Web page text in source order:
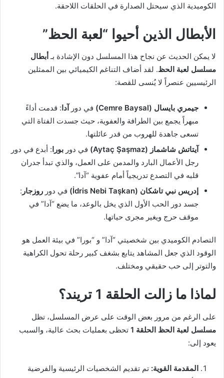
الكوميدية الذي سيحتل الصدارة في الحلقات اللاحقة.
الأبطال الذين أحيوا “لعبة الحظ”
لا يمكن الحديث عن نجاح هذا المسلسل دون الإشادة بـأبطال
مسلسل لعبة الحظ. لقد أضاف التناغم الكيميائي بين الممثلين
الرئيسيين عنصراً لا يُنسى للقصة:
جيمري بايسال (Cemre Baysal) في دورآدا: قدمت أداءً
مبهراً يجمع بين الطرافة والعفوية، حيث جسدت الفتاة التي
تسعى جاهدة للهروب من قدر عائلتها.
آيتاتش شاشماز (Aytaç Şaşmaz)
في دور بورا: أبدع في دور
رجل الأعمال البارد والمدمن على العمل، والذي تبدأ جدران
قلبه في التصدع تدريجياً أمام عفوية “آدا”.
إدريس نبي تاشكان (İdris Nebi Taşkan)
في دور روزجار :
جسد دور الحب الأول الذي يخل بالوعد، ما يضع “آدا” في
موقف حرج ويغير مجرى حياتها.
التصادم الكوميدي بين شخصيتي “آدا” و “بورا” في بيئة العمل هو
الوقود الذي جعل المشاهد يتابع بشغف كبير رحلة تحول الكراهية
والتوتر إلى حب حقيقي ومختلف.
لماذا ما زالت الحلقة 1 تريند؟
على الرغم من مرور بعض الوقت على عرض المسلسل، تظل
مسلسل لعبة الحظ الحلقة 1
تحظى بعمليات بحث عالية، والسبب
يعود إلى:
المقدمة القوية: تم تقديم الشخصيات الرئيسية والفرضية